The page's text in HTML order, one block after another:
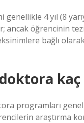
4 yıl (8
ancak öğrencinin
bağlı
kaç
programları
araştırma